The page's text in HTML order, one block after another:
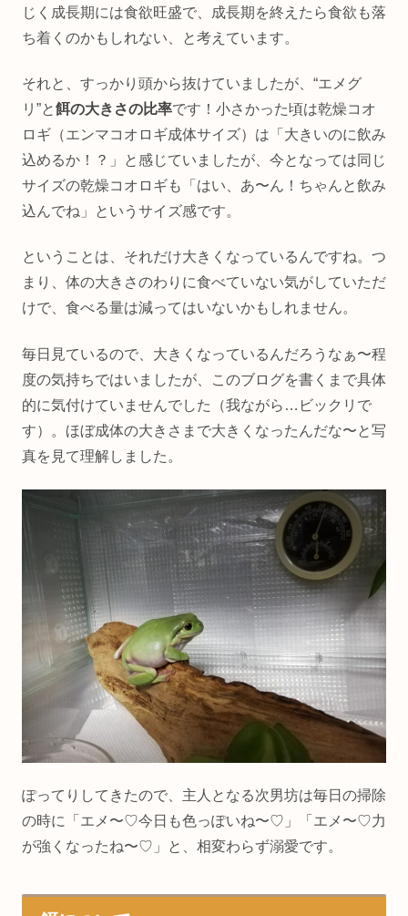
じく成長期には食欲旺盛で、成長期を終えたら食欲も落
ち着くのかもしれない、と考えています。
それと、すっかり頭から抜けていましたが、“エメグ
リ”と餌の大きさの比率です！小さかった頃は乾燥コオ
ロギ（エンマコオロギ成体サイズ）は「大きいのに飲み
込めるか！？」と感じていましたが、今となっては同じ
サイズの乾燥コオロギも「はい、あ〜ん！ちゃんと飲み
込んでね」というサイズ感です。
ということは、それだけ大きくなっているんですね。つ
まり、体の大きさのわりに食べていない気がしていただ
けで、食べる量は減ってはいないかもしれません。
毎日見ているので、大きくなっているんだろうなぁ〜程
度の気持ちではいましたが、このブログを書くまで具体
的に気付けていませんでした（我ながら…ビックリで
す）。ほぼ成体の大きさまで大きくなったんだな〜と写
真を見て理解しました。
ぽってりしてきたので、主人となる次男坊は毎日の掃除
の時に「エメ〜♡今日も色っぽいね〜♡」「エメ〜♡力
が強くなったね〜♡」と、相変わらず溺愛です。